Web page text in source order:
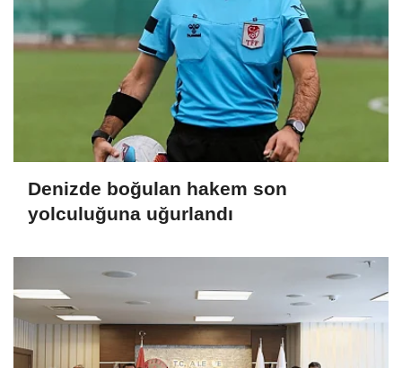
Denizde boğulan hakem son
yolculuğuna uğurlandı